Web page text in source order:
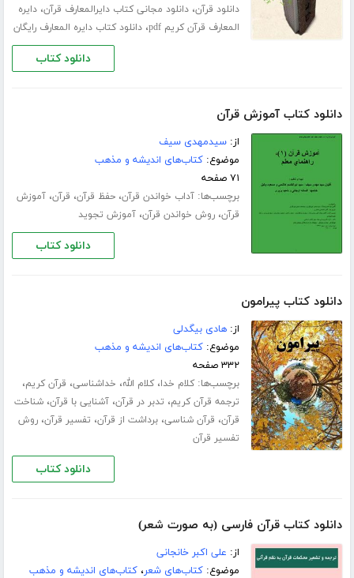
دانلود قرآن،دانلود مجانی کتاب دایرالمعارف قرآن،دایره
المعارف قرآن کریم pdf
،دانلود کتاب دایره المعارف رایگان
دانلود کتاب
دانلود کتاب آموزش قرآن
از:سیدمهدى سیف
موضوع:کتاب‌های اندیشه و مذهب
۷۱ صفحه
برچسب‌ها:آداب خواندن قرآن،حفظ قرآن، قرآن،آموزش
قرآن،روش خواندن قرآن،آموزش تجوید
دانلود کتاب
دانلود کتاب پیرامون
از:هادی بیگدلی
موضوع:کتاب‌های اندیشه و مذهب
۳۳۲ صفحه
برچسب‌ها:کلام خدا،کلام الله، خداشناسی، قرآن کریم،
ترجمه قرآن کریم، تدبر در قرآن،آشنایی با قرآن،شناخت
قرآن، قرآن شناسی،برداشت از قرآن، تفسیر قرآن،روش
تفسیر قرآن
دانلود کتاب
دانلود کتاب قرآن فارسی (به صورت شعر)
از: علی اکبر خانجانی
موضوع:کتاب‌های شعر،کتاب‌های اندیشه و مذهب